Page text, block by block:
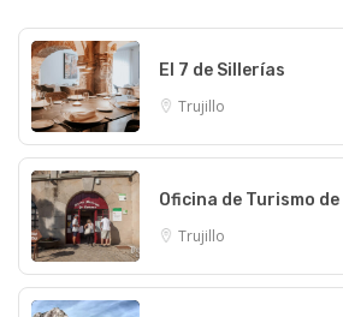
El 7 de Sillerías
Trujillo
Oficina de Turismo
Trujillo